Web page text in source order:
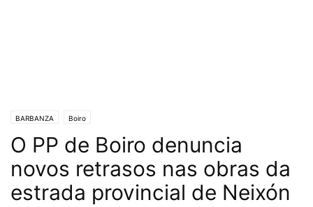
BARBANZA Boiro
O PP de Boiro denuncia
novos retrasos nas obras da
estrada provincial de Neixón